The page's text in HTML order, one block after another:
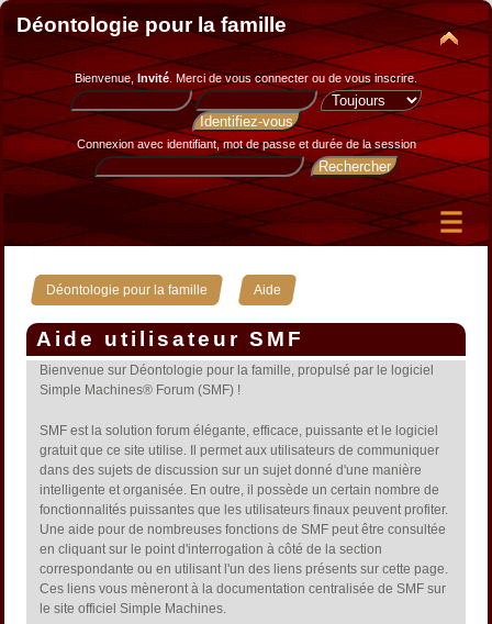
Déontologie pour la famille
Bienvenue, Invité. Merci devous connecter ou de vous inscrire.
Connexion avec identifiant, mot de passe et durée de la session
Déontologie pour la famille » Aide
Aide utilisateur SMF
Bienvenue sur Déontologie pour la famille, propulsé par le logiciel
Simple Machines® Forum (SMF) !
SMF est la solution forum élégante, efficace, puissante et le logiciel
gratuit que ce site utilise. Il permet aux utilisateurs de communiquer
dans des sujets de discussion sur un sujet donné d'une manière
intelligente et organisée. En outre, il possède un certain nombre de
fonctionnalités puissantes que les utilisateurs finaux peuvent profiter.
Une aide pour de nombreuses fonctions de SMF peut être consultée
en cliquant sur le point d'interrogation à côté de la section
correspondante ou en utilisant l'un des liens présents sur cette page.
Ces liens vous mèneront à la documentation centralisée de SMF sur
le site officiel Simple Machines.